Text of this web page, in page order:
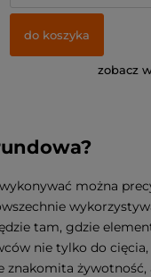
do koszyka
zobacz
można
tam, gdzie
nie tylko do